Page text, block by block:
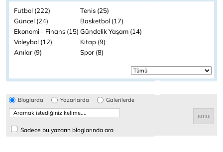
Futbol (222)
Tenis (25)
Güncel (24)
Basketbol (17)
Ekonomi - Finans (15) Gündelik Yaşam (14)
Voleybol (12)
Kitap (9)
Anılar (9)
Spor (8)
Bloglarda Yazarlarda Galerilerde
Sadece bu yazarın bloglarında ara